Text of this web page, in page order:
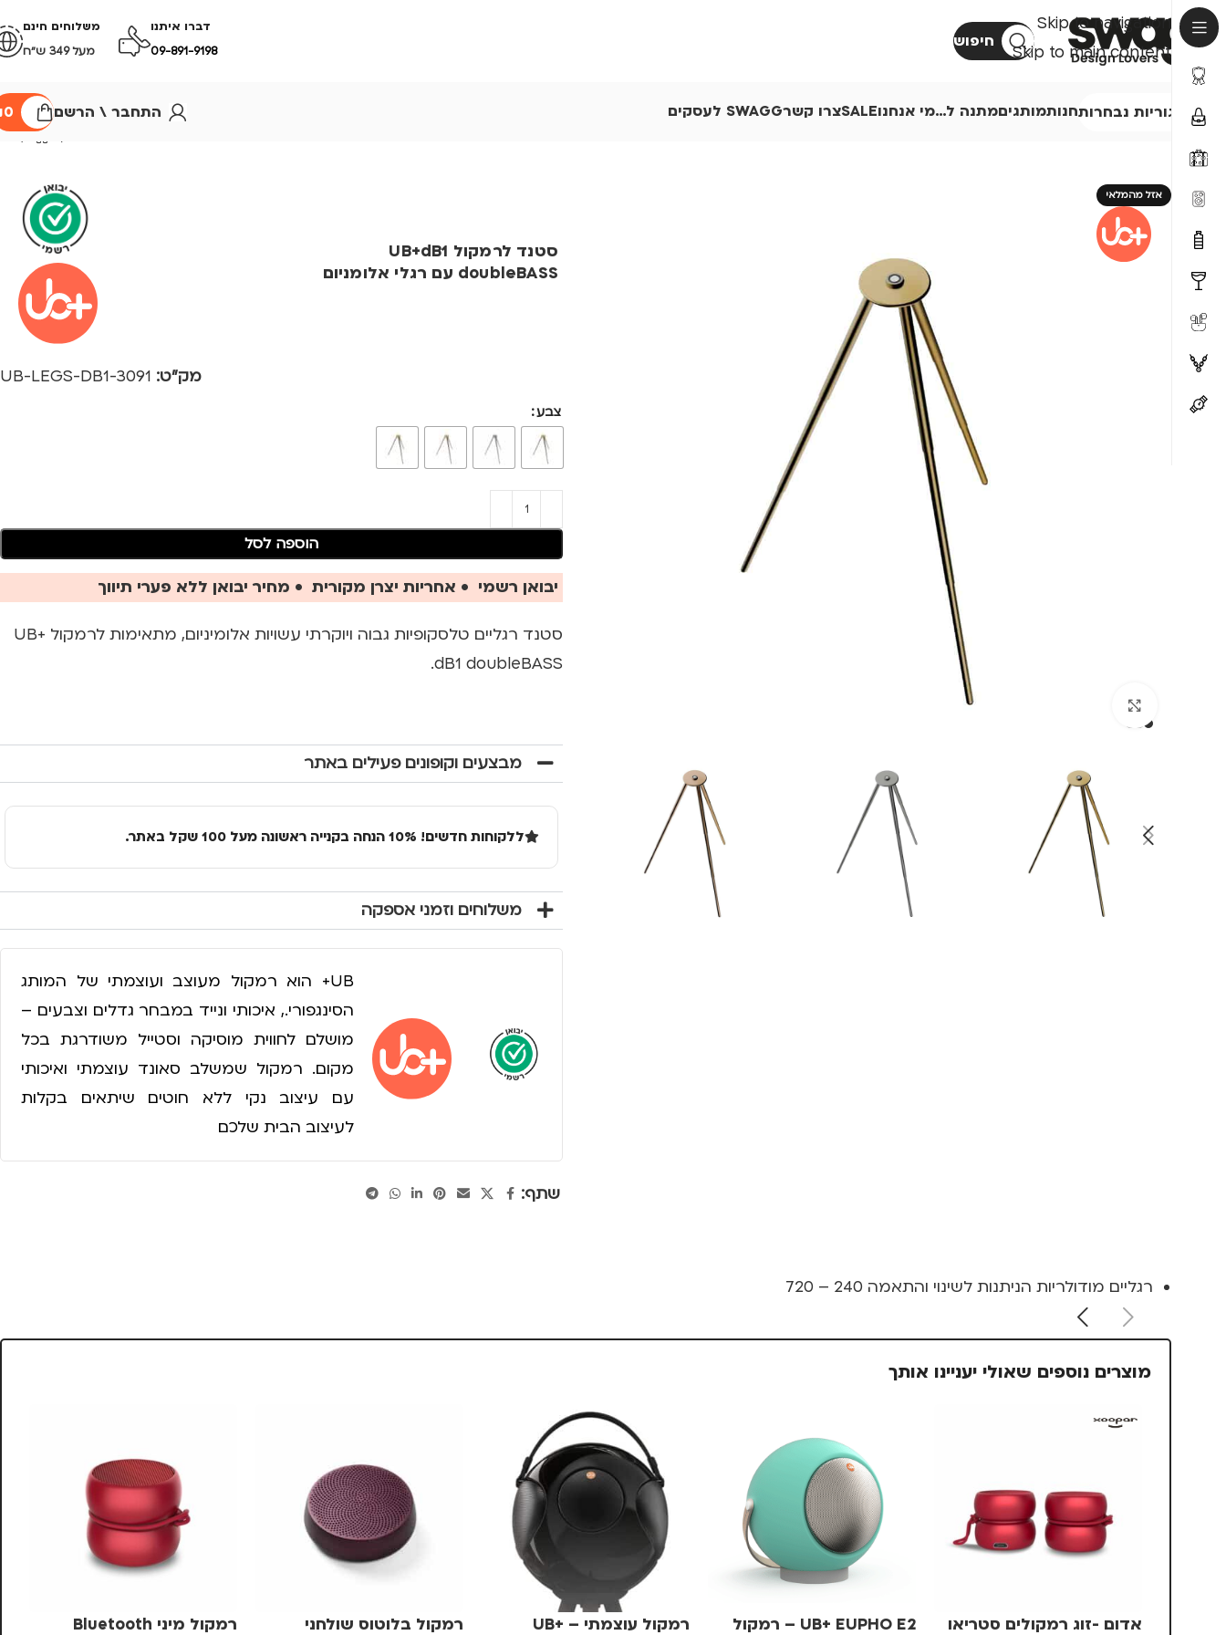
Skip to navigation
Skip to main content
חיפוש
דברו איתנו
09-891-9198
משלוחים חינם
מעל 349 ש״ח
קטגוריות נבחרותחנותמותגיםמתנה ל…מי אנחנוSALEצרו קשרSWAGG לעסקים התחבר \ הרשם 0
אזל מהמלאי
סטנד לרמקול UB+dB1
doubleBASS עם רגלי אלומניום
מק"ט: 3091-UB-LEGS-DB1
צבע
הוספה לסל
יבואן רשמי • אחריות יצרן מקורית • מחיר יבואן ללא פערי תיווך
סטנד רגליים טלסקופיות גבוה ויוקרתי עשויות אלומיניום, מתאימות לרמקול UB+
dB1 doubleBASS.
מבצעים וקופונים פעילים באתר
ללקוחות חדשים! 10% הנחה בקנייה ראשונה מעל 100 שקל באתר.
משלוחים וזמני אספקה
UB+ הוא רמקול מעוצב ועוצמתי של המותג
הסינגפורי., איכותי ונייד במבחר גדלים וצבעים –
מושלם לחווית מוסיקה וסטייל משודרגת בכל
מקום. רמקול שמשלב סאונד עוצמתי ואיכותי
עם עיצוב נקי ללא חוטים שיתאים בקלות
לעיצוב הבית שלכם
שתף:
רגליים מודולריות הניתנות לשינוי והתאמה 240 – 720
מוצרים נוספים שאולי יעניינו אותך
אדום -זוג רמקולים סטריאו
UB+ EUPHO E2 – רמקול
רמקול עוצמתי – UB+
רמקול בלוטוס שולחני
רמקול מיני Bluetooth